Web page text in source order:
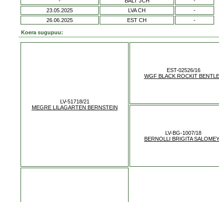
23.05.2025
LVA CH
-
26.06.2025
EST CH -
Koera sugupuu:
LV-51718/21
MEGRE LILAGARTEN BERNSTEIN
EST-02526/16
WGF BLACK ROCKIT
LV-BG-1007/18
BERNOLLI BRIGITA